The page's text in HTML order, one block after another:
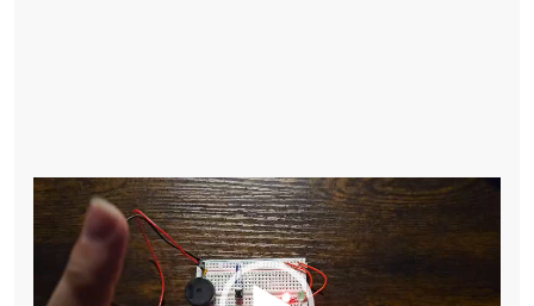
Reproductor
de
vídeo